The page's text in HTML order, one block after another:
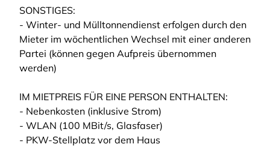
SONSTIGES:
- Winter- und Mülltonnendienst erfolgen durch den
Mieter im wöchentlichen Wechsel mit einer anderen
Partei (können gegen Aufpreis übernommen
werden)
IM MIETPREIS FÜR EINE PERSON ENTHALTEN:
- Nebenkosten (inklusive Strom)
- WLAN (100 MBit/s, Glasfaser)
- PKW-Stellplatz vor dem Haus